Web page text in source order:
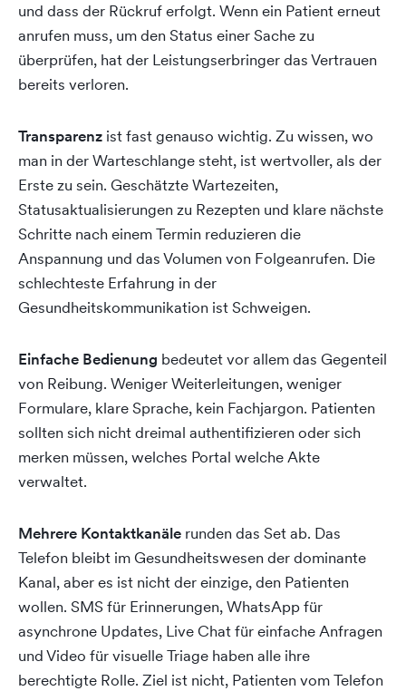
und dass der Rückruf erfolgt. Wenn ein Patient erneut
anrufen muss, um den Status einer Sache zu
überprüfen, hat der Leistungserbringer das Vertrauen
bereits verloren.
Transparenz ist fast genauso wichtig. Zu wissen, wo
man in der Warteschlange steht, ist wertvoller, als der
Erste zu sein. Geschätzte Wartezeiten,
Statusaktualisierungen zu Rezepten und klare nächste
Schritte nach einem Termin reduzieren die
Anspannung und das Volumen von Folgeanrufen. Die
schlechteste Erfahrung in der
Gesundheitskommunikation ist Schweigen.
Einfache Bedienung bedeutet vor allem das Gegenteil
von Reibung. Weniger Weiterleitungen, weniger
Formulare, klare Sprache, kein Fachjargon. Patienten
sollten sich nicht dreimal authentifizieren oder sich
merken müssen, welches Portal welche Akte
verwaltet.
Mehrere Kontaktkanäle runden das Set ab. Das
Telefon bleibt im Gesundheitswesen der dominante
Kanal, aber es ist nicht der einzige, den Patienten
wollen. SMS für Erinnerungen, WhatsApp für
asynchrone Updates, Live Chat für einfache Anfragen
und Video für visuelle Triage haben alle ihre
berechtigte Rolle. Ziel ist nicht, Patienten vom Telefon